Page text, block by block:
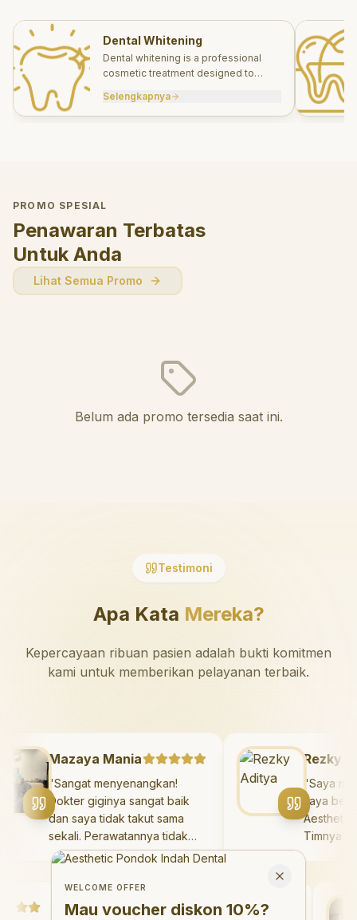
Dental Whitening
Dental whitening is a professional
cosmetic treatment designed to
effectively.
Selengkapnya
PROMO SPESIAL
Penawaran Terbatas
Untuk Anda
Lihat Semua Promo
Belum ada promo tersedia saat ini.
Testimoni
Apa Kata Mereka?
Kepercayaan ribuan pasien adalah bukti komitmen
kami untuk memberikan pelayanan terbaik.
Mazaya Mania
"Sangat menyenangkan!
Dokter giginya sangat baik
dan saya tidak takut sama
sekali. Perawatannya tidak
sakit, dan saya bisa bermain
Saya suka pergi ke dokter
gigi sekarang!"
"
saya
hari.
Debby Sahertian
Welcome Offer
Mau voucher diskon <strong>10%</strong>?
WELCOME OFFER
Mau voucher diskon 10%?
Close